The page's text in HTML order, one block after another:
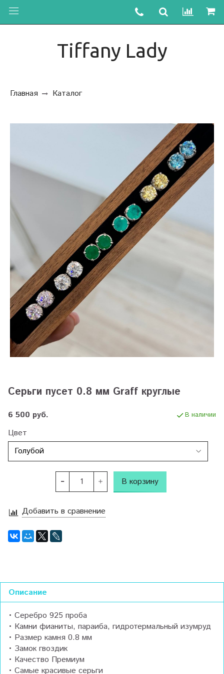
Tiffany Lady
Главная Каталог
Серьги пусет 0.8 мм Graff круглые
6 500 руб. В наличии
Цвет
В корзину
Добавить в сравнение
Описание
• Серебро 925 проба
• Камни фианиты, параиба, гидротермальный изумруд
• Размер камня 0.8 мм
• Замок гвоздик
• Качество Премиум
• Самые красивые серьги